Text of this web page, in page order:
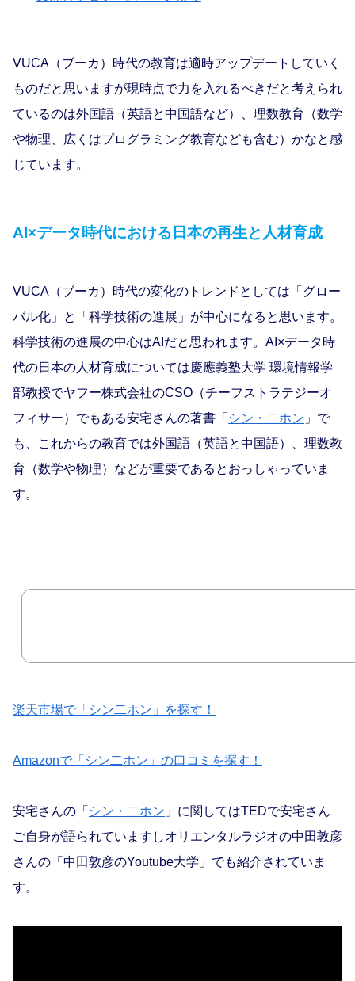
VUCA （ブーカ）時代の教育は適時アップデートしていく
ものだと思いますが現時点で力を入れるべきだと考えられ
ているのは外国語（英語と中国語など）、理数教育（数学
や物理、広くはプログラミング教育なども含む）かなと感
じています。
AI×データ時代における日本の再生と人材育成
VUCA （ブーカ）時代の変化のトレンドとしては「グロー
バル化」と「科学技術の進展」が中心になると思います。
科学技術の進展の中心はAIだと思われます。AI×データ時
代の日本の人材育成については慶應義塾大学 環境情報学
部教授でヤフー株式会社のCSO（チーフストラテジーオ
フィサー）でもある安宅さんの著書「 シン・二ホン 」で
も、これからの教育では外国語（英語と中国語）、理数教
育（数学や物理）などが重要であるとおっしゃっていま
す。
楽天市場で「シン二ホン」を探す！
Amazonで「シン二ホン」の口コミを探す！
安宅さんの「 シン・二ホン 」に関してはTEDで安宅さん
ご自身が語られていますしオリエンタルラジオの中田敦彦
さんの「中田敦彦のYoutube大学」でも紹介されていま
す。